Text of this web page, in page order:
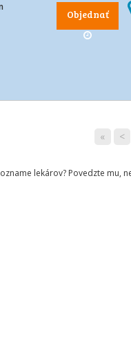
Objednať
« <
lekárov? Povedzte mu,